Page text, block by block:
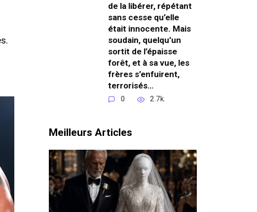
de la libérer, répétant
sans cesse qu’elle
était innocente. Mais
soudain, quelqu’un
sortit de l’épaisse
forêt, et à sa vue, les
frères s’enfuirent,
terrorisés…
0 2.7k.
Meilleurs Articles